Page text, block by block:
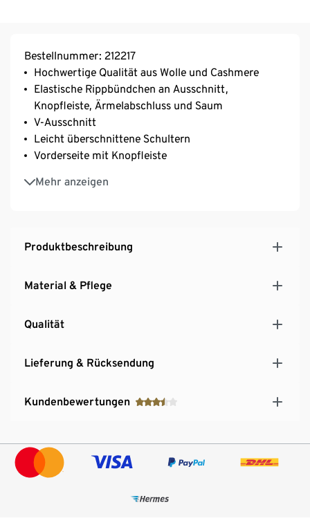
Bestellnummer: 212217
Hochwertige Qualität aus Wolle und Cashmere
Elastische Rippbündchen an Ausschnitt,
Knopfleiste, Ärmelabschluss und Saum
V-Ausschnitt
Leicht überschnittene Schultern
Vorderseite mit Knopfleiste
Mehr anzeigen
Knöpfe in Hornoptik
Produktbeschreibung
Material & Pflege
Qualität
Lieferung & Rücksendung
Kundenbewertungen